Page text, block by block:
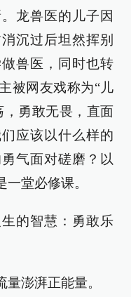
龙兽医的儿子因
沉过后坦然挥别
兽医，同时也转
被网友戏称为“儿
勇敢无畏，直面
应该以什么样的
气面对磋磨？以
堂必修课。
的智慧：勇敢乐
澎湃正能量。